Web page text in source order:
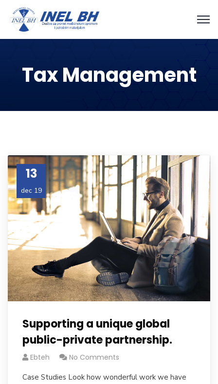
Tax Management
13
dec 19
Supporting a unique global
public-private partnership.
Ebteh No Comments
Case Studies Look how wonderful work we have